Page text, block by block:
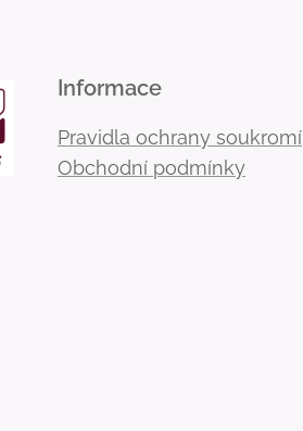
Informace
Pravidla ochrany soukromí
Obchodní podmínky